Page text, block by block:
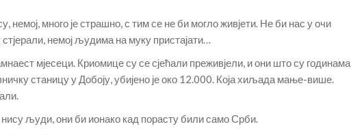
немој, много је страшно, с тим се не би могло живјети. Не би нас у очи
немој људима на муку пристајати…
мјесеци. Криомице су се сјећали преживјели, и они што су годинама
станицу у Добоју, убијено је око 12.000. Која хиљада мање-више.
нису људи, они би ионако кад порасту били само Срби.